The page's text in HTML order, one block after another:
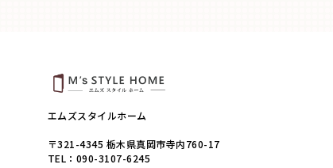
エムズスタイルホーム
〒321-4345 栃木県真岡市寺内760-17
TEL：090-3107-6245